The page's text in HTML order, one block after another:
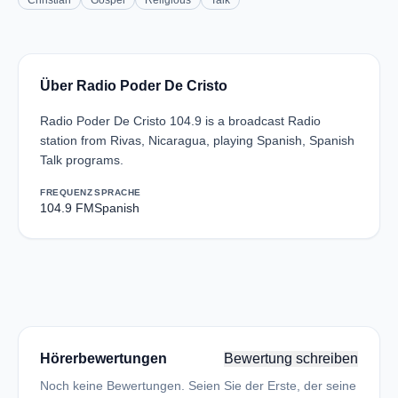
Über Radio Poder De Cristo
Radio Poder De Cristo 104.9 is a broadcast Radio
station from Rivas, Nicaragua, playing Spanish, Spanish
Talk programs.
FREQUENZ
104.9 FM
SPRACHE
Spanish
Hörerbewertungen Bewertung schreiben
Noch keine Bewertungen. Seien Sie der Erste, der seine